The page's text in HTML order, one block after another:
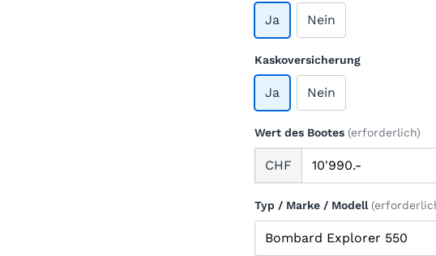
Ja Nein
Kaskoversicherung
Ja Nein
Wert des Bootes (erforderlich)
CHF
Typ / Marke / Modell